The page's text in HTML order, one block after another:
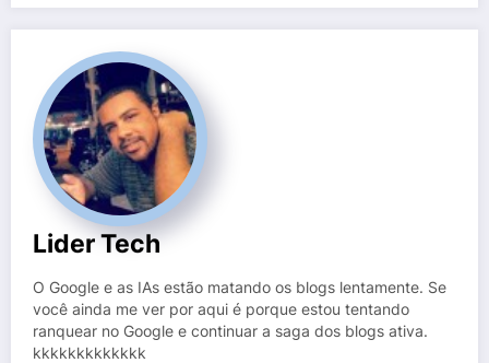
Lider Tech
O Google e as IAs estão matando os blogs lentamente. Se
você ainda me ver por aqui é porque estou tentando
ranquear no Google e continuar a saga dos blogs ativa.
kkkkkkkkkkkkk